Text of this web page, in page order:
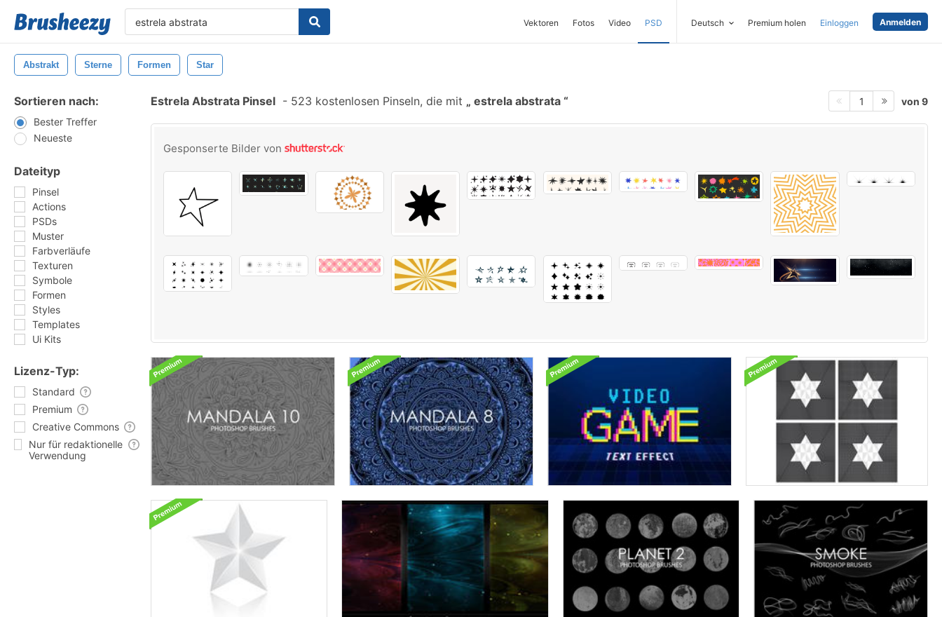
Vektoren Fotos Video PSD Deutsch Premium holen Einloggen Anmelden
Abstrakt Sterne Formen Star
Sortieren nach:
Bester Treffer
Neueste
Dateityp
Pinsel
Actions
PSDs
Muster
Farbverläufe
Texturen
Symbole
Formen
Styles
Templates
Ui Kits
Lizenz-Typ:
Standard
Premium
Creative Commons
Nur für redaktionelle
Verwendung
Estrela Abstrata Pinsel - 523 kostenlosen Pinseln, die mit estrela abstrata 1 von 9
Gesponserte Bilder von